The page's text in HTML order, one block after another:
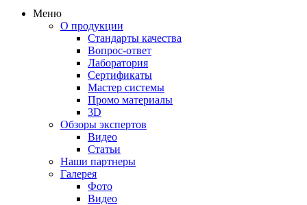
Меню
О продукции
Стандарты качества
Вопрос-ответ
Лаборатория
Сертификаты
Мастер системы
Промо материалы
3D
Обзоры экспертов
Видео
Статьи
Наши партнеры
Галерея
Фото
Видео